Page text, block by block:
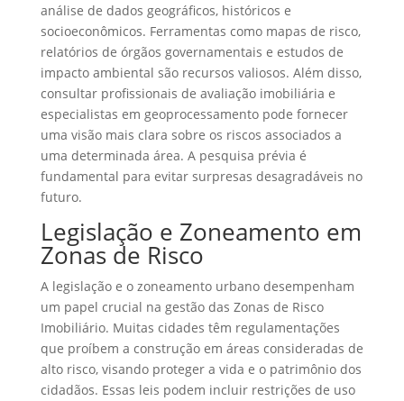
análise de dados geográficos, históricos e
socioeconômicos. Ferramentas como mapas de risco,
relatórios de órgãos governamentais e estudos de
impacto ambiental são recursos valiosos. Além disso,
consultar profissionais de avaliação imobiliária e
especialistas em geoprocessamento pode fornecer
uma visão mais clara sobre os riscos associados a
uma determinada área. A pesquisa prévia é
fundamental para evitar surpresas desagradáveis no
futuro.
Legislação e Zoneamento em
Zonas de Risco
A legislação e o zoneamento urbano desempenham
um papel crucial na gestão das Zonas de Risco
Imobiliário. Muitas cidades têm regulamentações
que proíbem a construção em áreas consideradas de
alto risco, visando proteger a vida e o patrimônio dos
cidadãos. Essas leis podem incluir restrições de uso